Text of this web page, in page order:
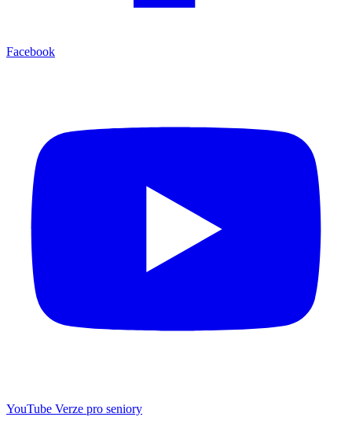
Facebook
YouTube Verze pro seniory